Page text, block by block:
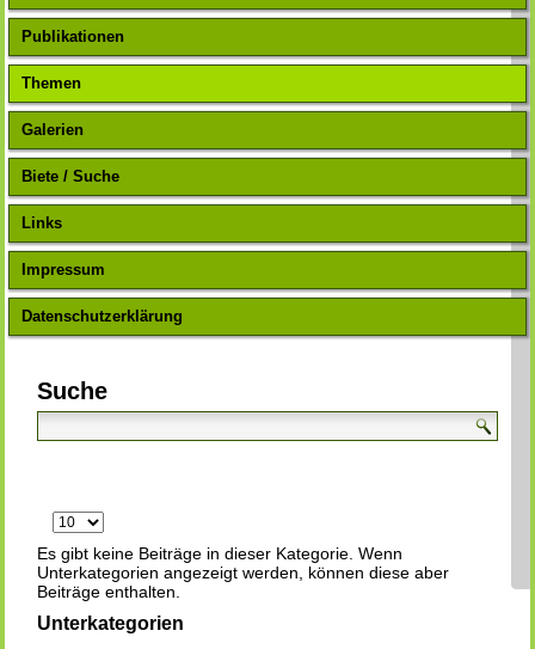
Publikationen
Themen
Galerien
Biete / Suche
Links
Impressum
Datenschutzerklärung
Suche
Anzeige
Es gibt keine Beiträge in dieser Kategorie. Wenn
Unterkategorien angezeigt werden, können diese aber
Beiträge enthalten.
Unterkategorien